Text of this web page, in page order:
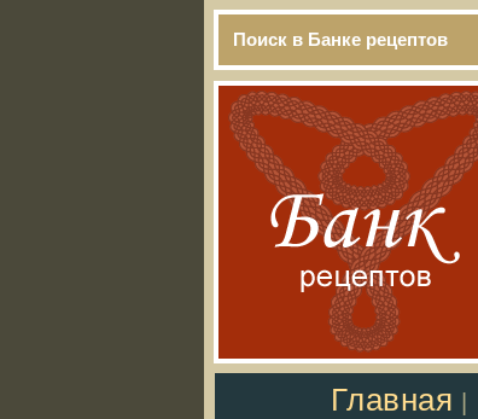
Поиск в Банке рецептов
Главная